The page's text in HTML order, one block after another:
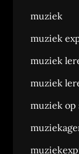
muziek
muziek
muziek
muziek
muziek op